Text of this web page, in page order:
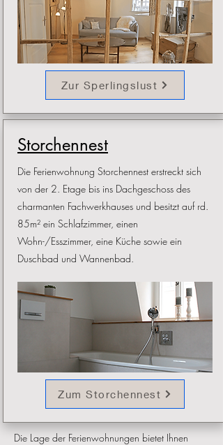
Zur Sperlingslust
Storchennest
Die Ferienwohnung Storchennest erstreckt sich
von der 2. Etage bis ins Dachgeschoss des
charmanten Fachwerkhauses und besitzt auf rd.
85m² ein Schlafzimmer, einen
Wohn-/Esszimmer, eine Küche sowie ein
Duschbad und Wannenbad.
Zum Storchennest
Die Lage der Ferienwohnungen bietet Ihnen